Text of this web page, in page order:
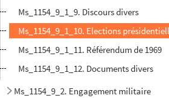
Ms_1154_9_1_9. Discours divers
Ms_1154_9_1_10. Elections
Ms_1154_9_1_11. Référendum de 1969
Ms_1154_9_1_12. Documents divers
Ms_1154_9_2. Engagement militaire